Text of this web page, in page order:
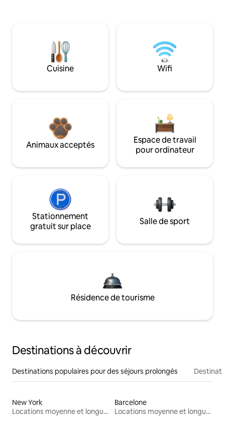
Cuisine Wifi
Animaux acceptés
Espace de travail
pour ordinateur
Stationnement
gratuit sur place
Salle de sport
Résidence de tourisme
Destinations à découvrir
Destinations populaires pour des séjours prolongés
New York
Locations moyenne et longue durée
Barcelone
Locations moyenne et longue durée